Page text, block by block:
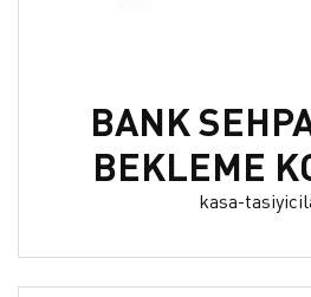
BANK
BEKLEME
kasa-